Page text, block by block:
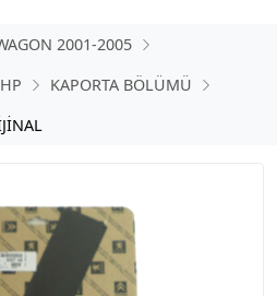
2001-2005
KAPORTA BÖLÜMÜ